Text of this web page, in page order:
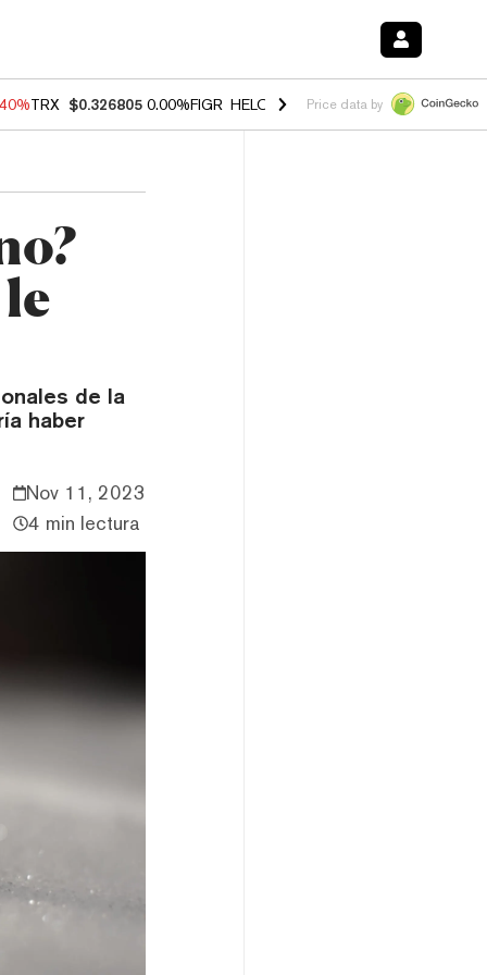
TRX $0.326805 0.00%FIGR_HELOC $1.035 1.50% HYPE $56.62
Price data by
de la
haber
Nov 11, 2023
4 min lectura